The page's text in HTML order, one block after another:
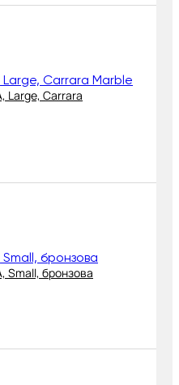
Large, Carrara
Small, бронзова